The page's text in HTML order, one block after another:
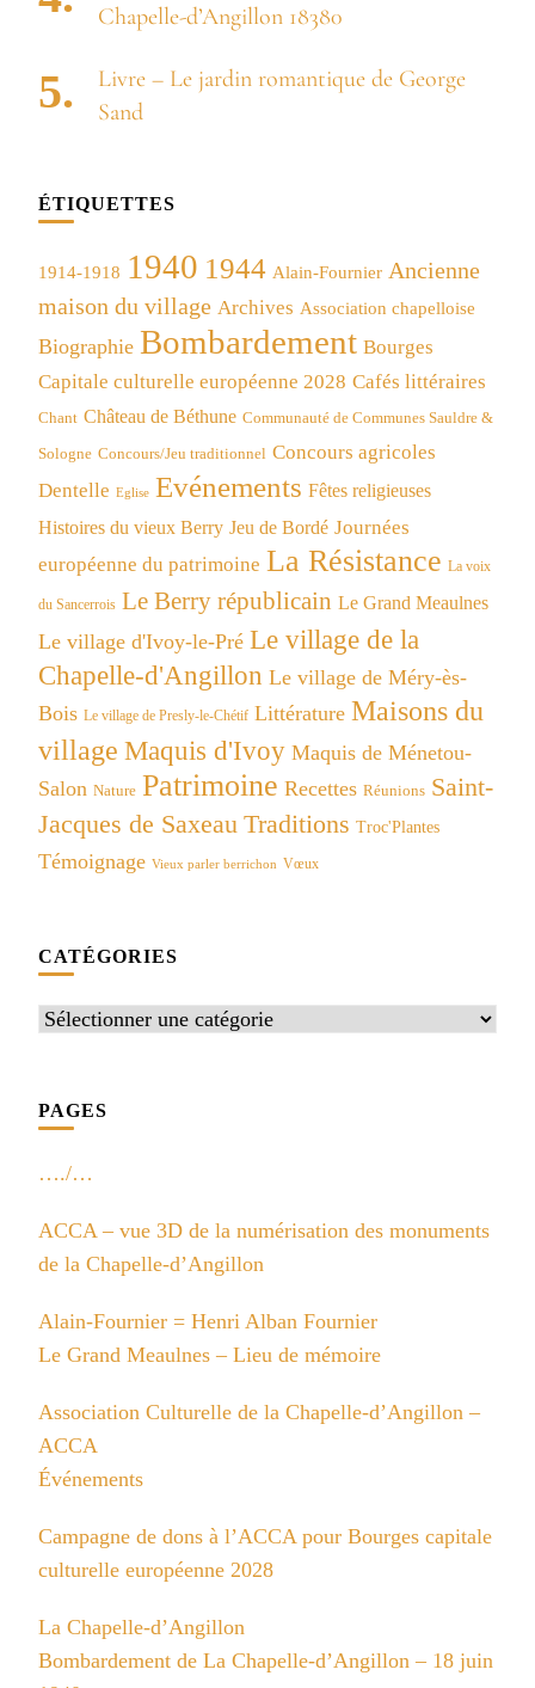
Chapelle-d’Angillon 18380
Livre – Le jardin romantique de George
Sand
ÉTIQUETTES
1914-1918 1940 1944 Alain-Fournier Ancienne
maison du village Archives Association chapelloise
Biographie Bombardement Bourges
Capitale culturelle européenne 2028 Cafés littéraires
Chant Château de Béthune Communauté de Communes Sauldre &
Sologne Concours/Jeu traditionnel Concours agricoles
Dentelle Eglise Evénements Fêtes religieuses
Histoires du vieux Berry Jeu de Bordé Journées
européenne du patrimoine La Résistance La voix
du Sancerrois Le Berry républicain Le Grand Meaulnes
Le village d'Ivoy-le-Pré Le village de la
Chapelle-d'Angillon Le village de Méry-ès-
Bois Le village de Presly-le-Chétif Littérature Maisons du
village Maquis d'Ivoy Maquis de Ménetou-
Salon Nature Patrimoine Recettes Réunions Saint-
Jacques de Saxeau Traditions Troc'Plantes
Témoignage Vieux parler berrichon Vœux
CATÉGORIES
Catégories
PAGES
…./…
ACCA – vue 3D de la numérisation des monuments
de la Chapelle-d’Angillon
Alain-Fournier = Henri Alban Fournier
Le Grand Meaulnes – Lieu de mémoire
Association Culturelle de la Chapelle-d’Angillon –
ACCA
Événements
Campagne de dons à l’ACCA pour Bourges capitale
culturelle européenne 2028
La Chapelle-d’Angillon
Bombardement de La Chapelle-d’Angillon – 18 juin